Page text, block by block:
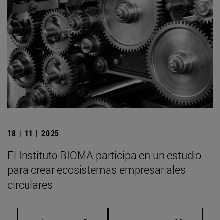
18 | 11 | 2025
El Instituto BIOMA participa en un estudio
para crear ecosistemas empresariales
circulares